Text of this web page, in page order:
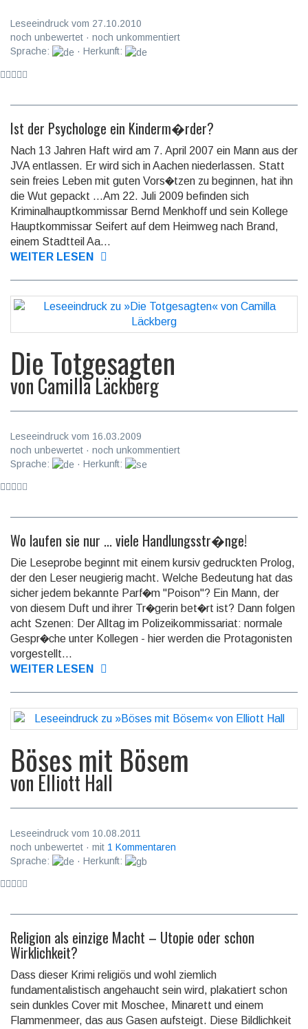
Leseeindruck vom 27.10.2010
noch unbewertet · noch unkommentiert
Sprache:
· Herkunft:
Ist der Psychologe ein Kinderm�rder?
Nach 13 Jahren Haft wird am 7. April 2007 ein Mann aus der
JVA entlassen. Er wird sich in Aachen niederlassen. Statt
sein freies Leben mit guten Vors�tzen zu beginnen, hat ihn
die Wut gepackt ...Am 22. Juli 2009 befinden sich
Kriminalhauptkommissar Bernd Menkhoff und sein Kollege
Hauptkommissar Seifert auf dem Heimweg nach Brand,
einem Stadtteil Aa...
WEITER LESEN
Die Totgesagten
vonCamilla Läckberg
Leseeindruck vom 16.03.2009
noch unbewertet · noch unkommentiert
Sprache:
· Herkunft:
Wo laufen sie nur ... viele Handlungsstr�nge!
Die Leseprobe beginnt mit einem kursiv gedruckten Prolog,
der den Leser neugierig macht. Welche Bedeutung hat das
sicher jedem bekannte Parf�m "Poison"? Ein Mann, der
von diesem Duft und ihrer Tr�gerin bet�rt ist? Dann folgen
acht Szenen: Der Alltag im Polizeikommissariat: normale
Gespr�che unter Kollegen - hier werden die Protagonisten
vorgestellt...
WEITER LESEN
Böses mit Bösem
von Elliott Hall
Leseeindruck vom 10.08.2011
noch unbewertet · mit 1 Kommentaren
Sprache:
· Herkunft:
Religion als einzige Macht – Utopie oder schon
Wirklichkeit?
Dass dieser Krimi religiös und wohl ziemlich
fundamentalistisch angehaucht sein wird, plakatiert schon
sein dunkles Cover mit Moschee, Minarett und einem
Flammenmeer, das aus Gasen aufsteigt. Diese Bildlichkeit